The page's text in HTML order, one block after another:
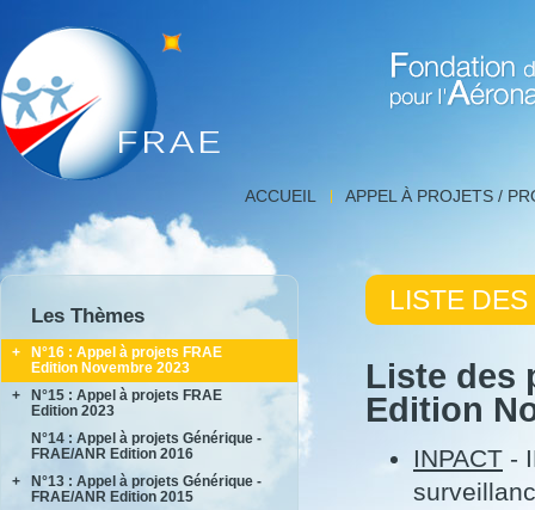
Liste
projets,
FNRAE
|
Fondation
Recherche
l'Aéronautique
ACCUEIL APPEL À PROJETS /
Les Thèmes
+
N°16 : Appel à projets FRAE
Edition Novembre 2023
INPACT
RAKEL
+
N°15 : Appel à projets FRAE
Edition 2023
AIDEAS
AIxIA
N°14 : Appel à projets Générique -
FRAE/ANR Edition 2016
+
N°13 : Appel à projets Générique -
FRAE/ANR Edition 2015
LISTE
Liste des
Edition
INPACT -